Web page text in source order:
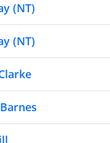
(NT)
(NT)